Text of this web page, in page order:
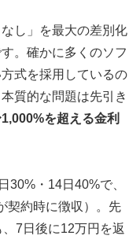
し」を最大の差別化
。確かに多くのソフ
式を採用しているの
質的な問題は先引き
を超える金利
30%・14日40%で、
契約時に徴収）。先
7日後に12万円を返